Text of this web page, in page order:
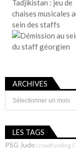
ARCHIVES
Archives
LES TAGS
PSG Judo crowdfunding